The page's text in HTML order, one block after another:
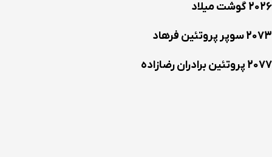
2026 گوشت میلاد
2073 سوپر پروتئین فرهاد
2077 پروتئین برادران رضازاده